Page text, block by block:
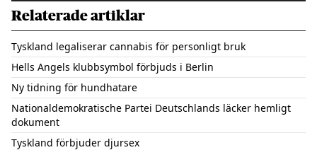
Relaterade artiklar
Tyskland legaliserar cannabis för personligt bruk
Hells Angels klubbsymbol förbjuds i Berlin
Ny tidning för hundhatare
Nationaldemokratische Partei Deutschlands läcker hemligt
dokument
Tyskland förbjuder djursex